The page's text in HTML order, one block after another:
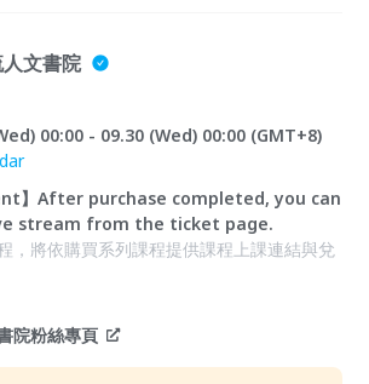
文書院
00:00 - 09.30 (Wed) 00:00 (GMT+8)
】After purchase completed, you can
stream from the ticket page.
，將依購買系列課程提供課程上課連結與兌
院粉絲專頁